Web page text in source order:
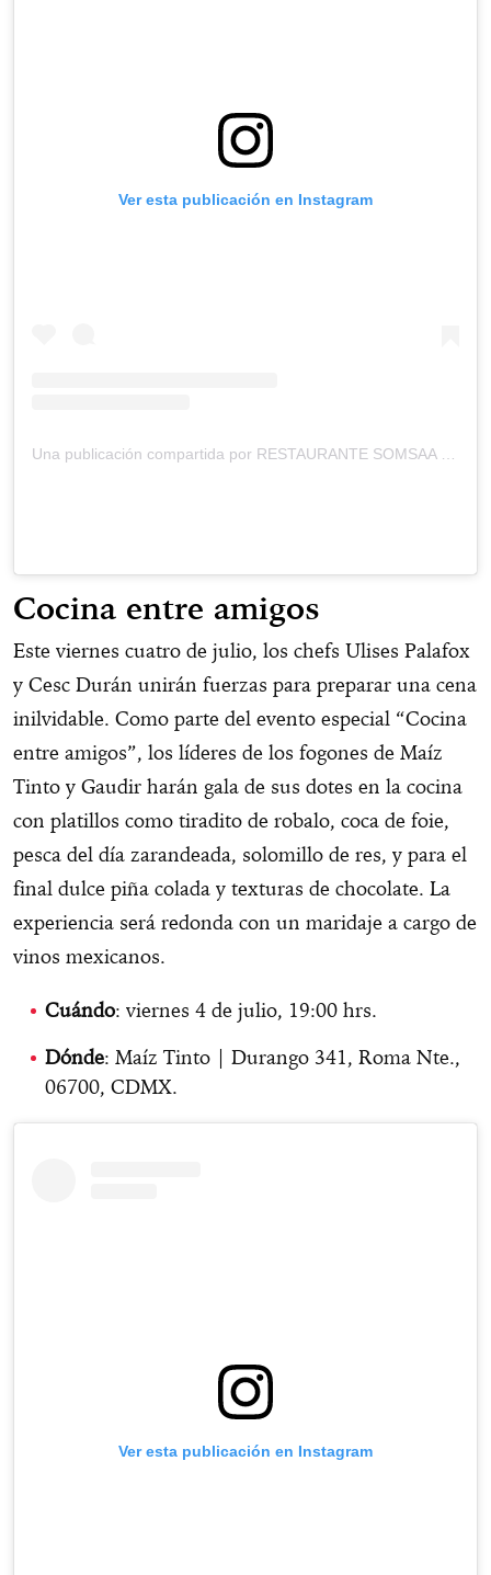
Ver esta publicación en Instagram
Cocina entre amigos
Este viernes cuatro de julio, los chefs Ulises Palafox
y Cesc Durán unirán fuerzas para preparar una cena
inilvidable. Como parte del evento especial “Cocina
entre amigos”, los líderes de los fogones de Maíz
Tinto y Gaudir harán gala de sus dotes en la cocina
con platillos como tiradito de robalo, coca de foie,
pesca del día zarandeada, solomillo de res, y para el
final dulce piña colada y texturas de chocolate. La
experiencia será redonda con un maridaje a cargo de
vinos mexicanos.
Cuándo: viernes 4 de julio, 19:00 hrs.
Dónde: Maíz Tinto | Durango 341, Roma Nte.,
06700, CDMX.
Ver esta publicación en Instagram